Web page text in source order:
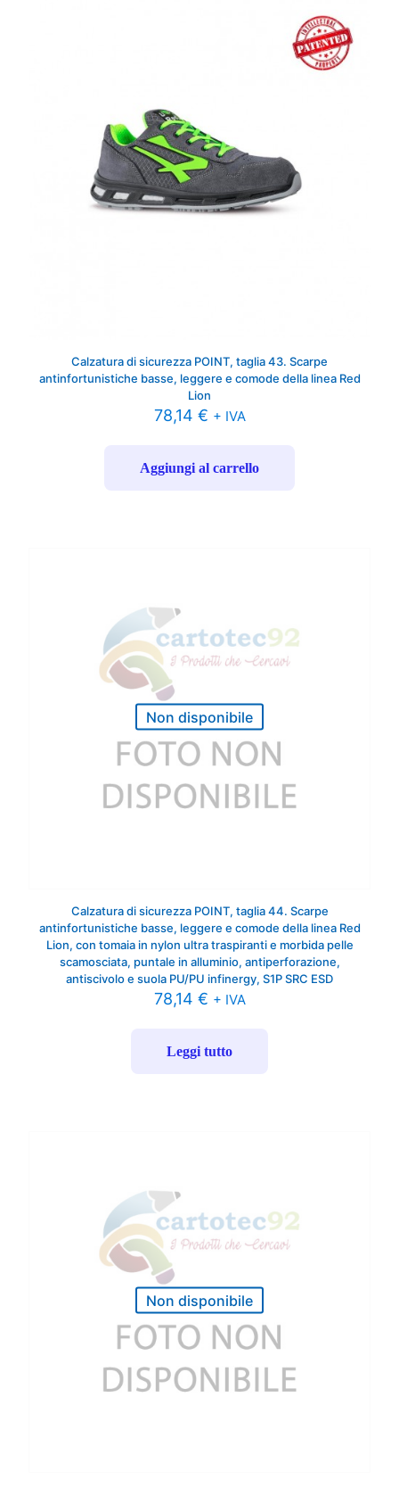
Calzatura di sicurezza POINT, taglia 43. Scarpe
antinfortunistiche basse, leggere e comode della linea Red
Lion
78,14 € + IVA
Aggiungi al carrello
Non disponibile
Calzatura di sicurezza POINT, taglia 44. Scarpe
antinfortunistiche basse, leggere e comode della linea Red
Lion, con tomaia in nylon ultra traspiranti e morbida pelle
scamosciata, puntale in alluminio, antiperforazione,
antiscivolo e suola PU/PU infinergy, S1P SRC ESD
78,14 € + IVA
Leggi tutto
Non disponibile